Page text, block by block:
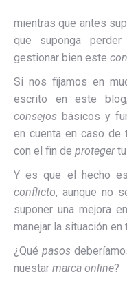
mientras que antes
que suponga
gestionar bien este
Si nos fijamos en
escrito en este
consejos básicos y
en cuenta en caso de
con el fin de protegertu
Y es que el hecho
conflicto, aunque no
suponer una mejora
manejar la situación en
¿Quépasos
nuestar marca online?